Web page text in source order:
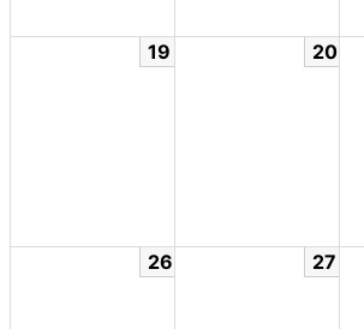
19 20
26 27